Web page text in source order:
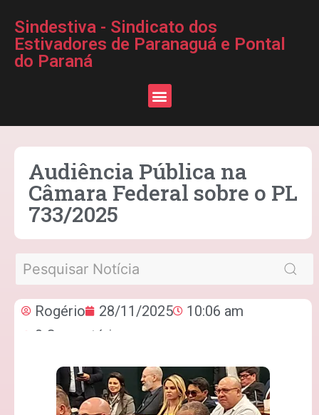
Sindestiva - Sindicato dos
Estivadores de Paranaguá e Pontal
do Paraná
Audiência Pública na
Câmara Federal sobre o PL
733/2025
Rogério 28/11/2025
10:06 am
0 Comentários